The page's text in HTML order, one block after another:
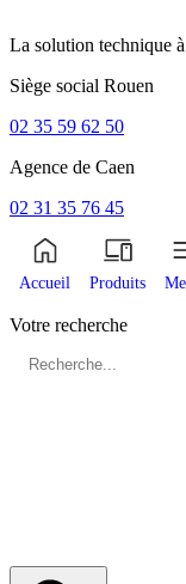
La solution technique
Siège social Rouen
02 35 59 62 50
Agence de Caen
02 31 35 76 45
Accueil Produits
Votre recherche